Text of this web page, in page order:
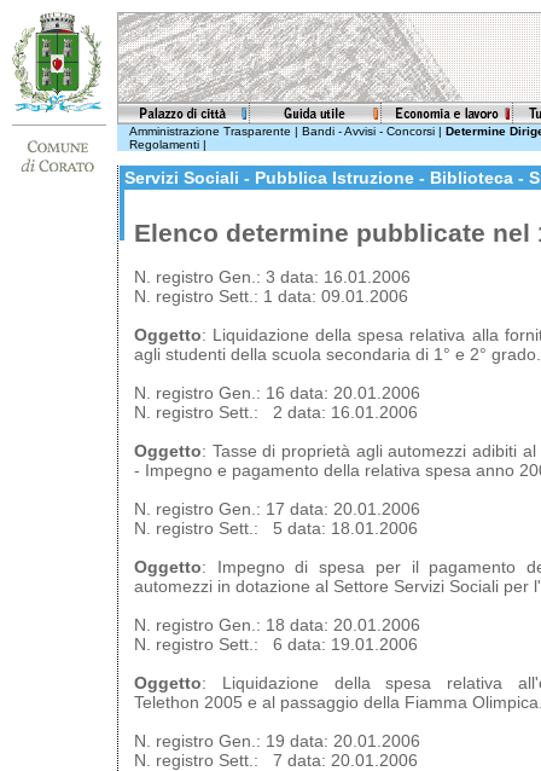
Amministrazione Trasparente | Bandi - Avvisi - Concorsi | Determine
Regolamenti |
Servizi Sociali - Pubblica Istruzione - Biblioteca -
Elenco determine pubblicate nel
N. registro Gen.: 3 data: 16.01.2006
N. registro Sett.: 1 data: 09.01.2006
Oggetto: Liquidazione della spesa relativa alla
agli studenti della scuola secondaria di 1° e 2° grado.
N. registro Gen.: 16 data: 20.01.2006
N. registro Sett.: 2 data: 16.01.2006
Oggetto: Tasse di proprietà agli automezzi adibiti
- Impegno e pagamento della relativa spesa anno
N. registro Gen.: 17 data: 20.01.2006
N. registro Sett.: 5 data: 18.01.2006
Oggetto: Impegno di spesa per il pagamento
automezzi in dotazione al Settore Servizi Sociali per
N. registro Gen.: 18 data: 20.01.2006
N. registro Sett.: 6 data: 19.01.2006
Oggetto: Liquidazione della spesa relativa
Telethon 2005 e al passaggio della Fiamma
N. registro Gen.: 19 data: 20.01.2006
N. registro Sett.: 7 data: 20.01.2006